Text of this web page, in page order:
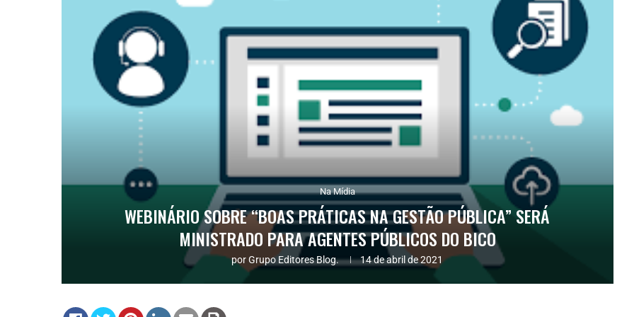
Na Mídia
WEBINÁRIO SOBRE “BOAS PRÁTICAS NA GESTÃO PÚBLICA” SERÁ
MINISTRADO PARA AGENTES PÚBLICOS DO BICO
porGrupo Editores Blog. 14 de abril de 2021